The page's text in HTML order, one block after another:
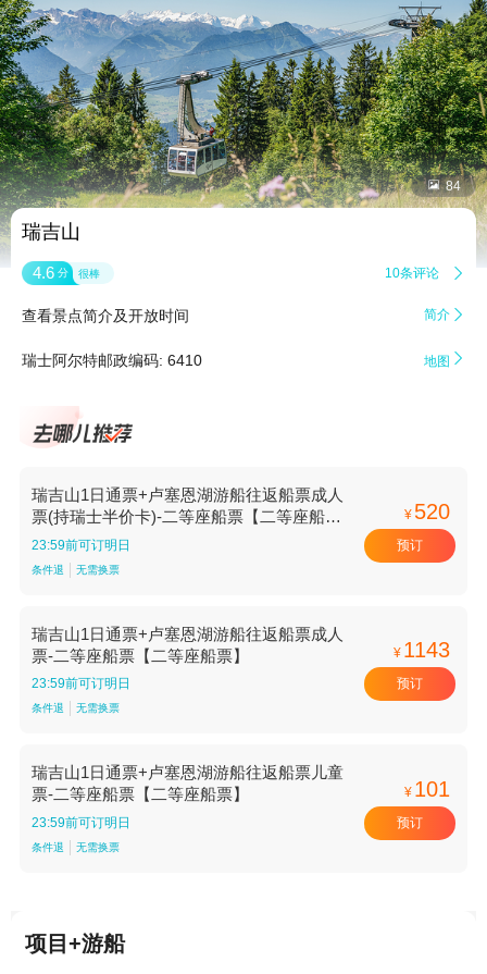
 84
瑞吉山
4.6 分 很棒 10条评论 
查看景点简介及开放时间 简介 
瑞士阿尔特邮政编码: 6410 地图 
瑞吉山1日通票+卢塞恩湖游船往返船票成人
票(持瑞士半价卡)-二等座船票【二等座船
票】
23:59前可订明日
条件退 无需换票
¥ 520
预订
瑞吉山1日通票+卢塞恩湖游船往返船票成人
票-二等座船票【二等座船票】
23:59前可订明日
条件退 无需换票
¥ 1143
预订
瑞吉山1日通票+卢塞恩湖游船往返船票儿童
票-二等座船票【二等座船票】
23:59前可订明日
条件退 无需换票
¥ 101
预订
项目+游船
